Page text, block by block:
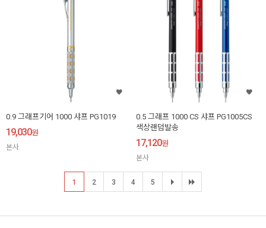
0.9 그래프기어 1000 샤프 PG1019
19,030원
본사
0.5 그래프 1000 CS 샤프 PG1005CS
색상랜덤발송
17,120원
본사
1 2 3 4 5